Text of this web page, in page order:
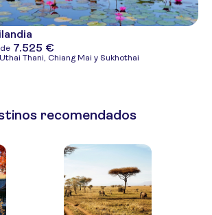
7.525 €
Thani, Chiang Mai y Sukhothai
recomendados